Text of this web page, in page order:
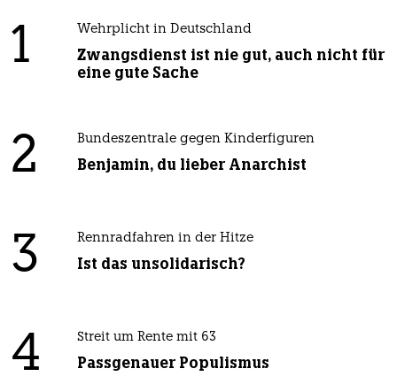
1 Wehrplicht in Deutschland
Zwangsdienst ist nie gut, auch nicht für
eine gute Sache
2 Bundeszentrale gegen Kinderfiguren
Benjamin, du lieber Anarchist
3 Rennradfahren in der Hitze
Ist das unsolidarisch?
4 Streit um Rente mit 63
Passgenauer Populismus